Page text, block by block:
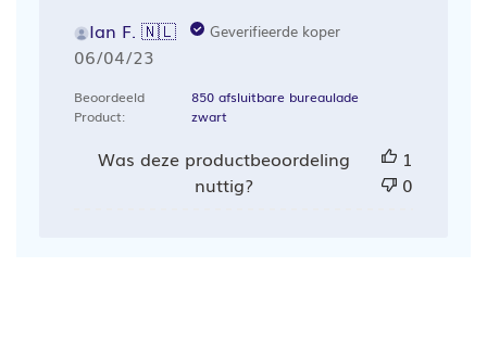
Ian F. 🇳🇱 Geverifieerde koper
Publicatiedatum
06/04/23
Beoordeeld
Product:
850 afsluitbare bureaulade
zwart
Was deze productbeoordeling
nuttig?
1
0